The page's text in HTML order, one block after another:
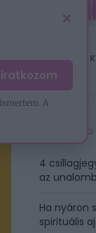
4
az
Ha nyáron
spirituális
×
A